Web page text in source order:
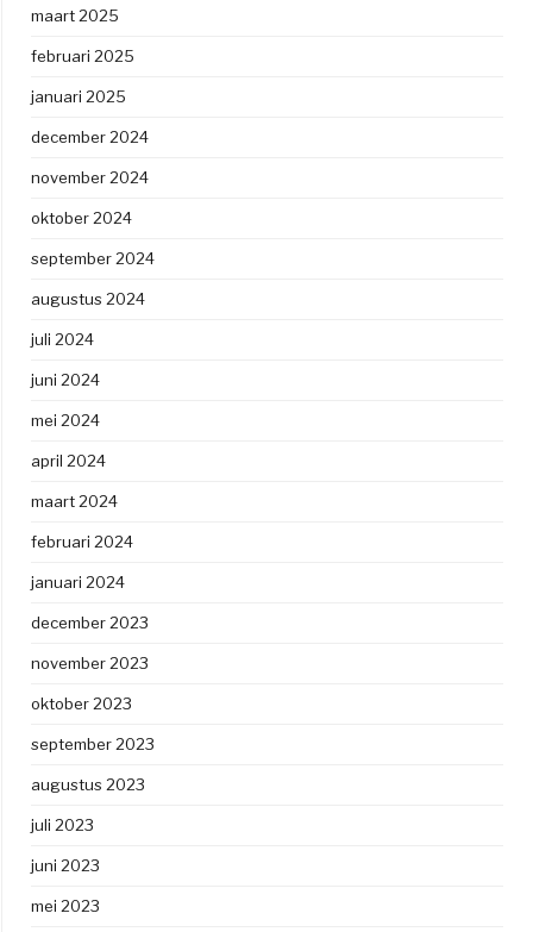
maart 2025
februari 2025
januari 2025
december 2024
november 2024
oktober 2024
september 2024
augustus 2024
juli 2024
juni 2024
mei 2024
april 2024
maart 2024
februari 2024
januari 2024
december 2023
november 2023
oktober 2023
september 2023
augustus 2023
juli 2023
juni 2023
mei 2023